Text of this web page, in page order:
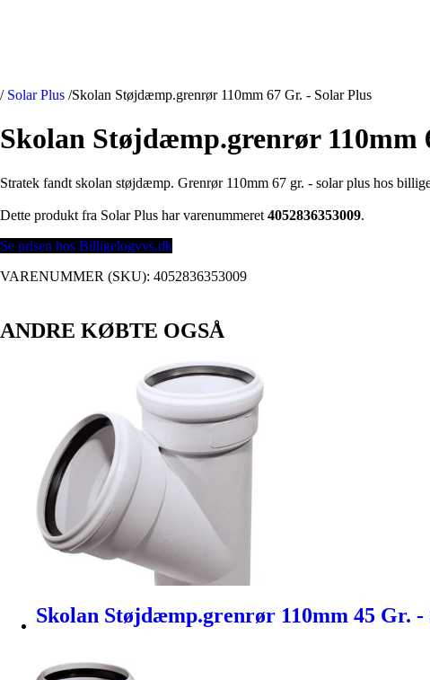
/ Solar Plus /Skolan Støjdæmp.grenrør 110mm 67 Gr. - Solar Plus
Skolan Støjdæmp.grenrør 110mm
Stratek fandt skolan støjdæmp. Grenrør 110mm 67 gr. - solar plus hos
Dette produkt fra Solar Plus har varenummeret 4052836353009.
Se prisen hos Billigelogvvs.dk
VARENUMMER (SKU): 4052836353009
ANDRE KØBTE OGSÅ
Skolan Støjdæmp.grenrør 110mm 45 Gr. -